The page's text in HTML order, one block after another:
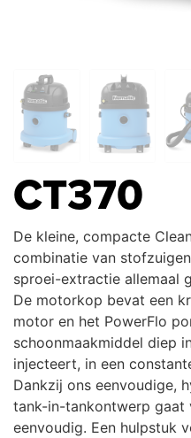
CT370
De kleine, compacte
combinatie van
sproei-extractie allemaal
De motorkop bevat een
motor en het PowerFlo
schoonmaakmiddel diep
injecteert, in een
Dankzij ons eenvoudige,
tank-in-tankontwerp gaat
eenvoudig. Een hulpstuk